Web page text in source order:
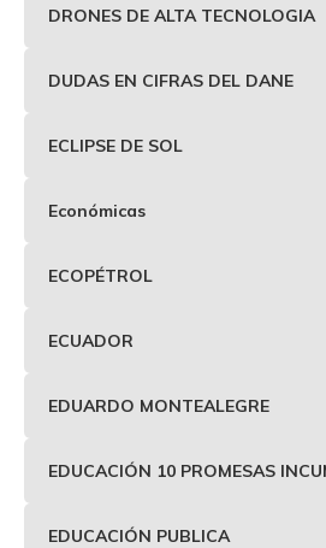
DRONES DE ALTA TECNOLOGIA
DUDAS EN CIFRAS DEL DANE
ECLIPSE DE SOL
Económicas
ECOPÉTROL
ECUADOR
EDUARDO MONTEALEGRE
EDUCACIÓN 10 PROMESAS
EDUCACIÓN PUBLICA